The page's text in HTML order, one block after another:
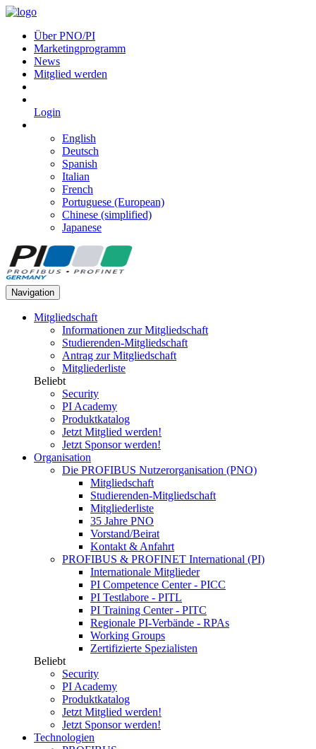
Über PNO/PI
Marketingprogramm
News
Mitglied werden
Login
English
Deutsch
Spanish
Italian
French
Portuguese (European)
Chinese (simplified)
Japanese
Navigation
Mitgliedschaft
Informationen zur Mitgliedschaft
Studierenden-Mitgliedschaft
Antrag zur Mitgliedschaft
Mitgliederliste
Beliebt
Security
PI Academy
Produktkatalog
Jetzt Mitglied werden!
Jetzt Sponsor werden!
Organisation
Die PROFIBUS Nutzerorganisation (PNO)
Mitgliedschaft
Studierenden-Mitgliedschaft
Mitgliederliste
35 Jahre PNO
Vorstand/Beirat
Kontakt & Anfahrt
PROFIBUS & PROFINET International (PI)
Internationale Mitglieder
PI Competence Center - PICC
PI Testlabore - PITL
PI Training Center - PITC
Regionale PI-Verbände - RPAs
Working Groups
Zertifizierte Spezialisten
Beliebt
Security
PI Academy
Produktkatalog
Jetzt Mitglied werden!
Jetzt Sponsor werden!
Technologien